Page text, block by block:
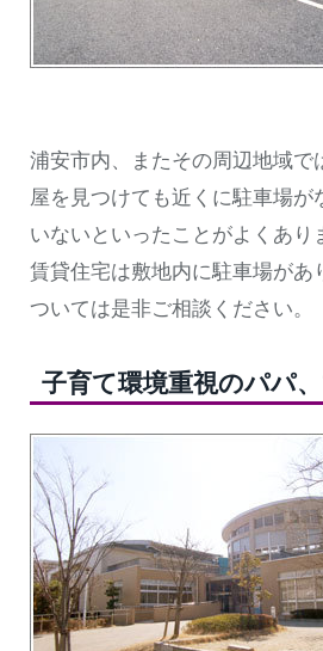
浦安市内、またその周辺地域で
屋を見つけても近くに駐車場が
いないといったことがよくあり
賃貸住宅は敷地内に駐車場があ
ついては是非ご相談ください。
子育て環境重視のパパ